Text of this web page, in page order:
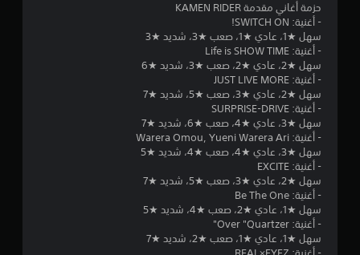
حزمة أغاني مقدمة KAMEN RIDER
- أغنية: SWITCH ON!
سهل ★1، عادي ★1، صعب ★3، شديد ★3
- أغنية: Life is SHOW TIME
سهل ★2، عادي ★2، صعب ★3، شديد ★6
- أغنية: JUST LIVE MORE
سهل ★2، عادي ★3، صعب ★5، شديد ★7
- أغنية: SURPRISE-DRIVE
سهل ★3، عادي ★4، صعب ★6، شديد ★7
- أغنية: Warera Omou, Yueni Warera Ari
سهل ★3، عادي ★4، صعب ★4، شديد ★5
- أغنية: EXCITE
سهل ★2، عادي ★3، صعب ★5، شديد ★7
- أغنية: Be The One
سهل ★1، عادي ★2، صعب ★4، شديد ★5
- أغنية: Over "Quartzer"
سهل ★1، عادي ★1، صعب ★2، شديد ★7